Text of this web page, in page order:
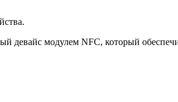
девайс модулем NFC, который